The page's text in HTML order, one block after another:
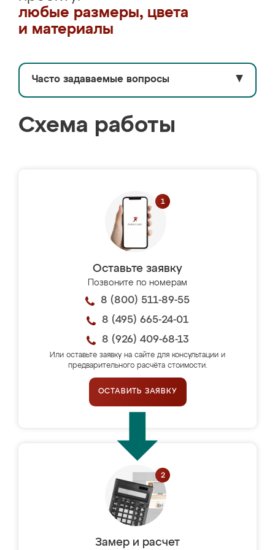
любые размеры, цвета
и материалы
Часто задаваемые вопросы ▼
Схема работы
Оставьте заявку
Позвоните по номерам
8 (800) 511-89-55
8 (495) 665-24-01
8 (926) 409-68-13
Или оставьте заявку на сайте для консультации и
предварительного расчёта стоимости.
ОСТАВИТЬ ЗАЯВКУ
Замер и расчет